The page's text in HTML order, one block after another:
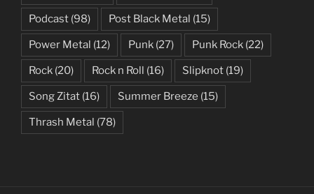
Podcast (98) Post Black Metal (15)
Power Metal (12) Punk (27) Punk Rock (22)
Rock (20) Rock n Roll (16) Slipknot (19)
Song Zitat (16) Summer Breeze (15)
Thrash Metal (78)